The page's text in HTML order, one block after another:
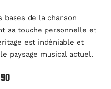
bases de la chanson
sa touche personnelle et
est indéniable et
paysage musical actuel.